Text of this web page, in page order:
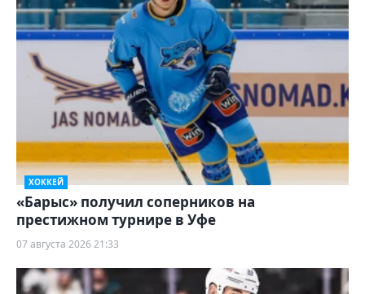
ХОККЕЙ
«Барыс» получил соперников на
престижном турнире в Уфе
07 августа 2026 21:33